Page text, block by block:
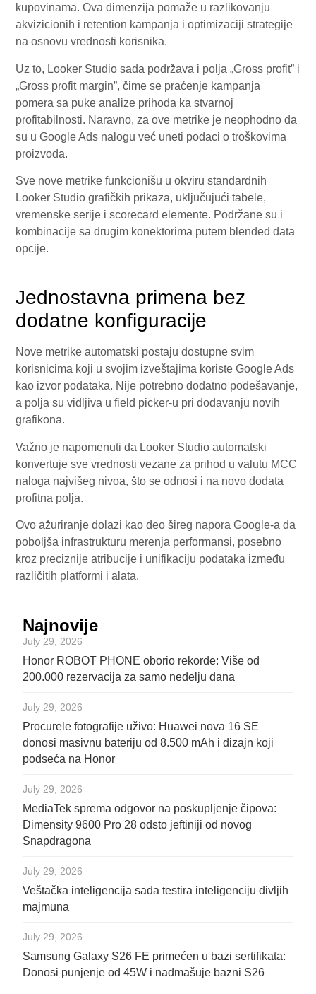
kupovinama. Ova dimenzija pomaže u razlikovanju
akvizicionih i retention kampanja i optimizaciji strategije
na osnovu vrednosti korisnika.
Uz to, Looker Studio sada podržava i polja „Gross profit” i
„Gross profit margin”, čime se praćenje kampanja
pomera sa puke analize prihoda ka stvarnoj
profitabilnosti. Naravno, za ove metrike je neophodno da
su u Google Ads nalogu već uneti podaci o troškovima
proizvoda.
Sve nove metrike funkcionišu u okviru standardnih
Looker Studio grafičkih prikaza, uključujući tabele,
vremenske serije i scorecard elemente. Podržane su i
kombinacije sa drugim konektorima putem blended data
opcije.
Jednostavna primena bez
dodatne konfiguracije
Nove metrike automatski postaju dostupne svim
korisnicima koji u svojim izveštajima koriste Google Ads
kao izvor podataka. Nije potrebno dodatno podešavanje,
a polja su vidljiva u field picker-u pri dodavanju novih
grafikona.
Važno je napomenuti da Looker Studio automatski
konvertuje sve vrednosti vezane za prihod u valutu MCC
naloga najvišeg nivoa, što se odnosi i na novo dodata
profitna polja.
Ovo ažuriranje dolazi kao deo šireg napora Google-a da
poboljša infrastrukturu merenja performansi, posebno
kroz preciznije atribucije i unifikaciju podataka između
različitih platformi i alata.
Najnovije
July 29, 2026
Honor ROBOT PHONE oborio rekorde: Više od
200.000 rezervacija za samo nedelju dana
July 29, 2026
Procurele fotografije uživo: Huawei nova 16 SE
donosi masivnu bateriju od 8.500 mAh i dizajn koji
podseća na Honor
July 29, 2026
MediaTek sprema odgovor na poskupljenje čipova:
Dimensity 9600 Pro 28 odsto jeftiniji od novog
Snapdragona
July 29, 2026
Veštačka inteligencija sada testira inteligenciju divljih
majmuna
July 29, 2026
Samsung Galaxy S26 FE primećen u bazi sertifikata:
Donosi punjenje od 45W i nadmašuje bazni S26